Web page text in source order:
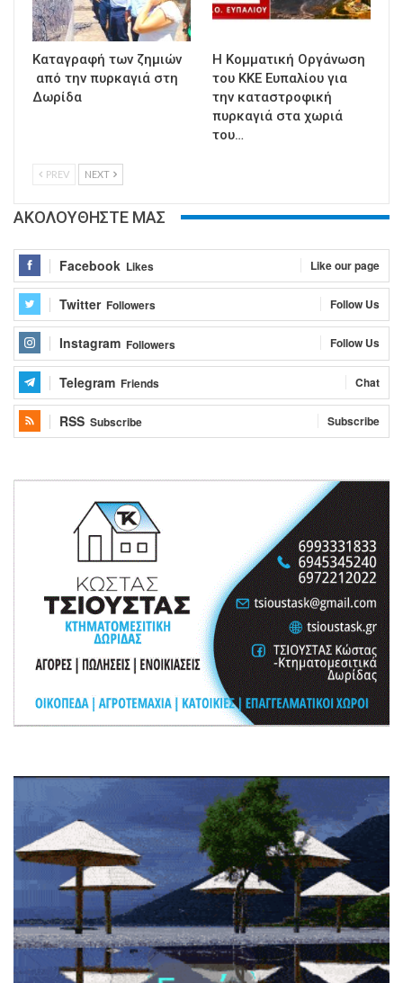
Καταγραφή των ζημιών
από την πυρκαγιά στη
Δωρίδα
Η Κομματική Οργάνωση
του ΚΚΕ Ευπαλίου για
την καταστροφική
πυρκαγιά στα χωριά
του…
PREV NEXT
ΑΚΟΛΟΥΘΗΣΤΕ ΜΑΣ
Facebook Likes Like our page
Twitter Followers Follow Us
Instagram Followers Follow Us
Telegram Friends Chat
RSS Subscribe Subscribe